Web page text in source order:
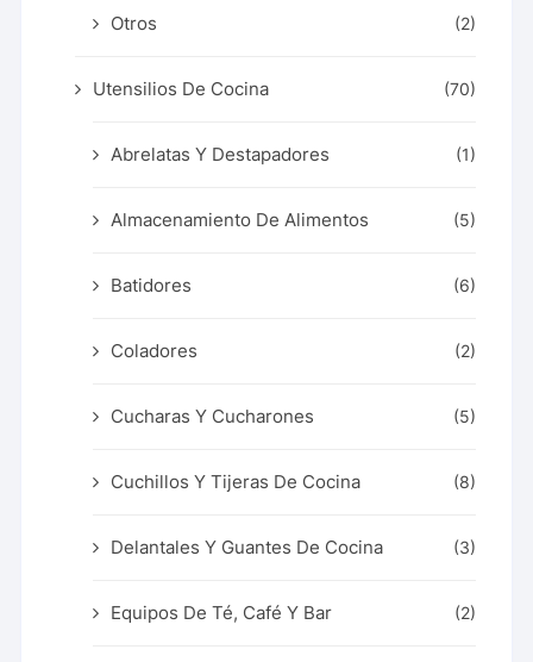
Otros (2)
Utensilios De Cocina (70)
Abrelatas Y Destapadores (1)
Almacenamiento De Alimentos (5)
Batidores (6)
Coladores (2)
Cucharas Y Cucharones (5)
Cuchillos Y Tijeras De Cocina (8)
Delantales Y Guantes De Cocina (3)
Equipos De Té, Café Y Bar (2)